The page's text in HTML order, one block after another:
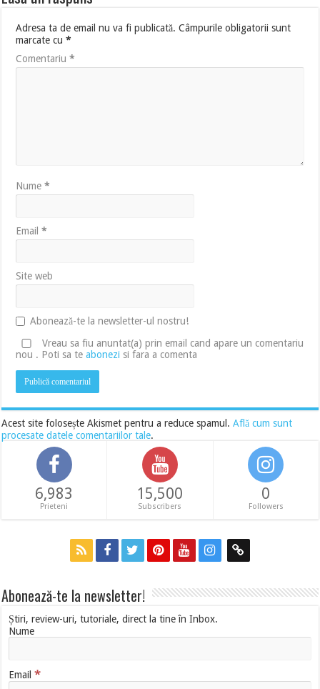
Adresa ta de email nu va fi publicată. Câmpurile obligatorii sunt
marcate cu*
Comentariu*
Nume*
Email*
Site web
Abonează-te la newsletter-ul nostru!
Vreau sa fiu anuntat(a) prin email cand apare un comentariu
nou . Poti sa teabonezi si fara a comenta
Acest site folosește Akismet pentru a reduce spamul.Află cum sunt
procesate datele comentariilor tale.
6,983
Prieteni
15,500
Subscribers
0
Followers
Abonează-te la newsletter!
Știri, review-uri, tutoriale, direct la tine în Inbox.
Nume
Email*